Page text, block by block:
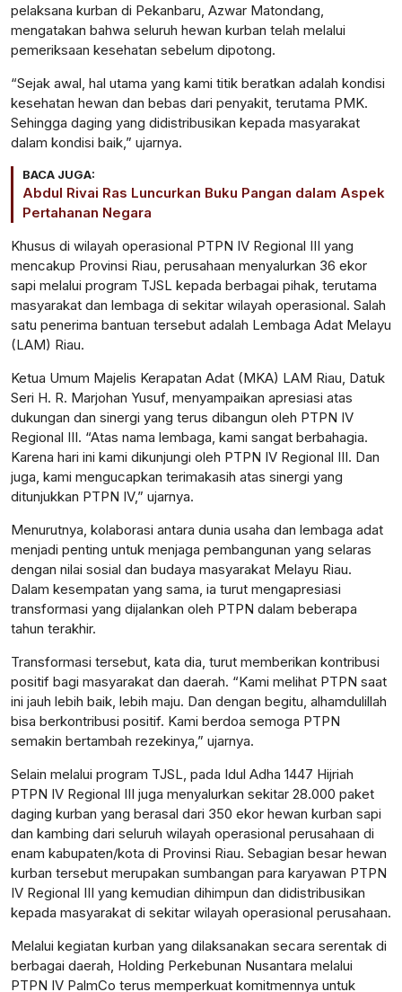
pelaksana kurban di Pekanbaru, Azwar Matondang,
mengatakan bahwa seluruh hewan kurban telah melalui
pemeriksaan kesehatan sebelum dipotong.
“Sejak awal, hal utama yang kami titik beratkan adalah kondisi
kesehatan hewan dan bebas dari penyakit, terutama PMK.
Sehingga daging yang didistribusikan kepada masyarakat
dalam kondisi baik,” ujarnya.
BACA JUGA:
Abdul Rivai Ras Luncurkan Buku Pangan dalam Aspek
Pertahanan Negara
Khusus di wilayah operasional PTPN IV Regional III yang
mencakup Provinsi Riau, perusahaan menyalurkan 36 ekor
sapi melalui program TJSL kepada berbagai pihak, terutama
masyarakat dan lembaga di sekitar wilayah operasional. Salah
satu penerima bantuan tersebut adalah Lembaga Adat Melayu
(LAM) Riau.
Ketua Umum Majelis Kerapatan Adat (MKA) LAM Riau, Datuk
Seri H. R. Marjohan Yusuf, menyampaikan apresiasi atas
dukungan dan sinergi yang terus dibangun oleh PTPN IV
Regional III. “Atas nama lembaga, kami sangat berbahagia.
Karena hari ini kami dikunjungi oleh PTPN IV Regional III. Dan
juga, kami mengucapkan terimakasih atas sinergi yang
ditunjukkan PTPN IV,” ujarnya.
Menurutnya, kolaborasi antara dunia usaha dan lembaga adat
menjadi penting untuk menjaga pembangunan yang selaras
dengan nilai sosial dan budaya masyarakat Melayu Riau.
Dalam kesempatan yang sama, ia turut mengapresiasi
transformasi yang dijalankan oleh PTPN dalam beberapa
tahun terakhir.
Transformasi tersebut, kata dia, turut memberikan kontribusi
positif bagi masyarakat dan daerah. “Kami melihat PTPN saat
ini jauh lebih baik, lebih maju. Dan dengan begitu, alhamdulillah
bisa berkontribusi positif. Kami berdoa semoga PTPN
semakin bertambah rezekinya,” ujarnya.
Selain melalui program TJSL, pada Idul Adha 1447 Hijriah
PTPN IV Regional III juga menyalurkan sekitar 28.000 paket
daging kurban yang berasal dari 350 ekor hewan kurban sapi
dan kambing dari seluruh wilayah operasional perusahaan di
enam kabupaten/kota di Provinsi Riau. Sebagian besar hewan
kurban tersebut merupakan sumbangan para karyawan PTPN
IV Regional III yang kemudian dihimpun dan didistribusikan
kepada masyarakat di sekitar wilayah operasional perusahaan.
Melalui kegiatan kurban yang dilaksanakan secara serentak di
berbagai daerah, Holding Perkebunan Nusantara melalui
PTPN IV PalmCo terus memperkuat komitmennya untuk